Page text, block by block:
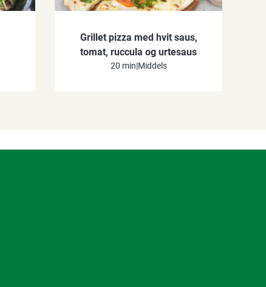
Grillet pizza med hvit saus,
tomat, ruccula og urtesaus
20 min|Middels